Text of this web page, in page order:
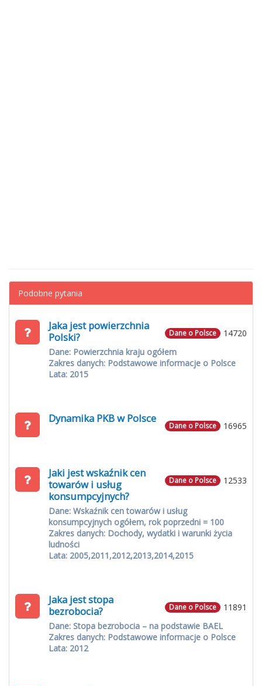
Podobne pytania
14720
Dane o Polsce
Jaka jest powierzchnia
Polski?
Dane: Powierzchnia kraju ogółem
Zakres danych: Podstawowe informacje o Polsce
Lata: 2015
16965
Dane o Polsce
Dynamika PKB w Polsce
12533
Dane o Polsce
Jaki jest wskaźnik cen
towarów i usług
konsumpcyjnych?
Dane: Wskaźnik cen towarów i usług
konsumpcyjnych ogółem, rok poprzedni = 100
Zakres danych: Dochody, wydatki i warunki życia
ludności
Lata: 2005,2011,2012,2013,2014,2015
11891
Dane o Polsce
Jaka jest stopa
bezrobocia?
Dane: Stopa bezrobocia – na podstawie BAEL
Zakres danych: Podstawowe informacje o Polsce
Lata: 2012